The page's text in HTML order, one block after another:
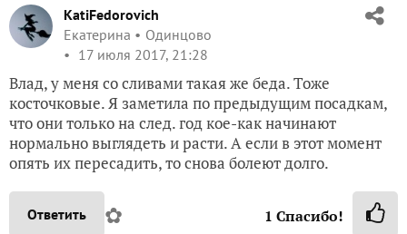
KatiFedorovich
Екатерина
Одинцово
17 июля 2017, 21:28
Влад, у меня со сливами такая же беда. Тоже
косточковые. Я заметила по предыдущим посадкам,
что они только на след. год кое-как начинают
нормально выглядеть и расти. А если в этот момент
опять их пересадить, то снова болеют долго.
Ответить ✿ 1 Спасибо!